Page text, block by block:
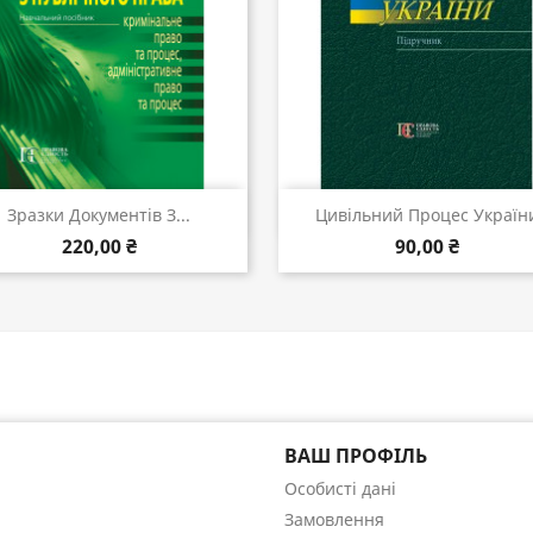
Зразки Документів З...
220,00 ₴
Швидкий перегляд Цивільний Процес
90,00 ₴
Швидкий перегляд
ВАШ ПРОФІЛЬ
Особисті дані
Замовлення